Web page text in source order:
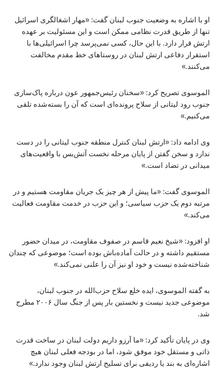
او با اشاره به وضعیت جنوب لبنان گفت: «مهار اشغالگری اسرائیل
تنها از طریق قدرت نظامی ممکن است و این مسئولیت بر عهده
ارتش قرار دارد. با این حال، کسی نمی‌پرسد چرا اسرائیلی‌ها با
استقرار دفاعی ارتش لبنان در روستاهای خط مقدم مخالفت
می‌کنند.»
الموسوی تصریح کرد: «سخنان رئیس‌جمهور عون درباره پاک‌سازی
جنوب رود لیتانی از سلاح پرونده‌ای است که آن را بسته‌شده تلقی
می‌کنیم.»
وی ادامه داد: «ارتش لبنان کنترل منطقه جنوب لیتانی را در دست
ندارد و سخن گفتن از پایان مرحله نخست آتش‌بس با واقعیت‌های
میدانی در تضاد است.»
الموسوی گفت: «ما پیش از هر چیز یک جریان مقاومت هستیم و در
مرتبه دوم یک حزب سیاسی؛ و این حزب در خدمت مقاومت فعالیت
می‌کند.»
او افزود: «شیخ نعیم قاسم در صفوف مقاومت، در میدان حضور
مستقیم داشته و در حالت آماده‌باش بوده است؛ موضوعی که چندان
شناخته‌شده نیست و خود او نیز آن را علنی نمی‌کند.»
به گفته الموسوی، ایده خلع سلاح حزب‌الله در جنوب لبنان،
موضوعی جدید نیست و نخستین بار پس از جنگ سال ۲۰۰۶ مطرح
شد.
وی در پایان تأکید کرد: «ما آرزو داریم دولت لبنان در ساخت قدرت
ذاتی و مستقل خود موفق شود، اما در بودجه فعلی لبنان هیچ
اشاره‌ای به بند یا ردیفی برای تسلیح ارتش لبنان وجود ندارد.»